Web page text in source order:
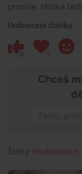
promile. Hlídka
Hodnocení článku
6 1
Chceš
Štítky Hodonínsko